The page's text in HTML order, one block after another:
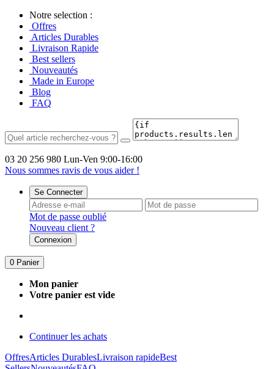
Notre selection :
Offres
Articles Durables
Livraison Rapide
Best sellers
Nouveautés
Made in Europe
Blog
FAQ
03 20 256 980 Lun-Ven 9:00-16:00
Nous sommes ravis de vous aider !
Se Connecter
Mot de passe oublié
Nouveau client ?
Connexion
0 Panier
Mon panier
Votre panier est vide
Continuer les achats
OffresArticles DurablesLivraison rapideBest